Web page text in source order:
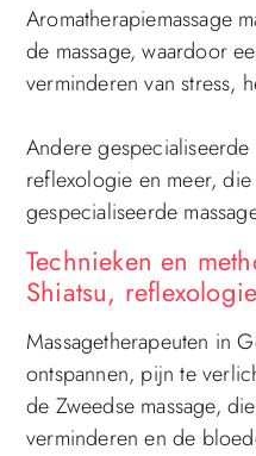
Aromatherapiemassage
de massage, waardoor
verminderen van stress,
Andere
reflexologie en meer,
gespecialiseerde
Technieken en
Shiatsu,
Massagetherapeuten in
ontspannen, pijn te
de Zweedse massage,
verminderen en de